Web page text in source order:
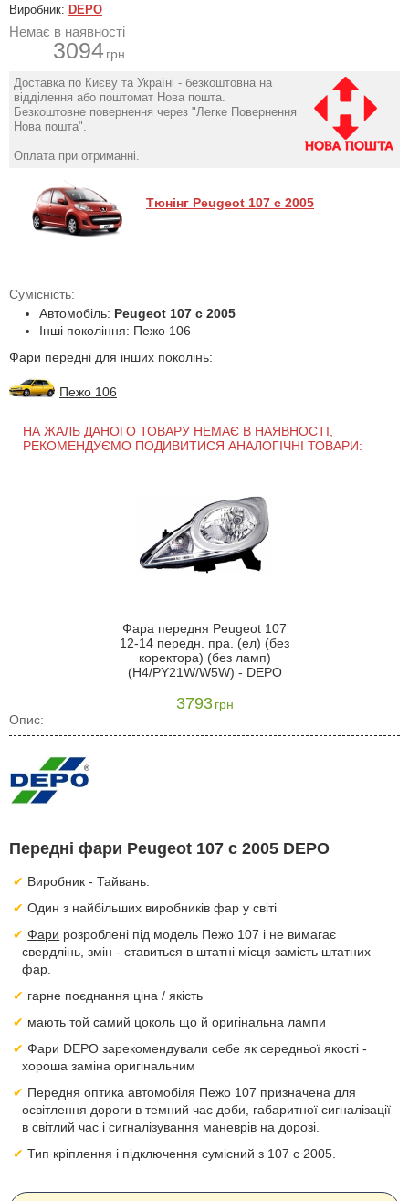
Виробник: DEPO
Немає в наявності
3094 грн
Доставка по Києву та Україні - безкоштовна на
відділення або поштомат Нова пошта.
Безкоштовне повернення через "Легке Повернення
Нова пошта".
Оплата при отриманні.
Тюнінг Peugeot 107 с 2005
Сумісність:
Автомобіль: Peugeot 107 с 2005
Інші покоління: Пежо 106
Фари передні для інших поколінь:
Пежо 106
НА ЖАЛЬ ДАНОГО ТОВАРУ НЕМАЄ В НАЯВНОСТІ,
РЕКОМЕНДУЄМО ПОДИВИТИСЯ АНАЛОГІЧНІ ТОВАРИ:
Фара передня Peugeot 107
12-14 передн. пра. (ел) (без
коректора) (без ламп)
(H4/PY21W/W5W) - DEPO
3793 грн
Опис:
Передні фари Peugeot 107 с 2005 DEPO
Виробник - Тайвань.
Один з найбільших виробників фар у світі
Фари розроблені під модель Пежо 107 і не вимагає
свердлінь, змін - ставиться в штатні місця замість штатних
фар.
гарне поєднання ціна / якість
мають той самий цоколь що й оригінальна лампи
Фари DEPO зарекомендували себе як середньої якості -
хороша заміна оригінальним
Передня оптика автомобіля Пежо 107 призначена для
освітлення дороги в темний час доби, габаритної сигналізації
в світлий час і сигналізування маневрів на дорозі.
Тип кріплення і підключення сумісний з 107 с 2005.